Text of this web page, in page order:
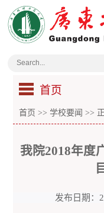
首页
首页 >>学校要闻 >>
我院2018年度
发布日期：